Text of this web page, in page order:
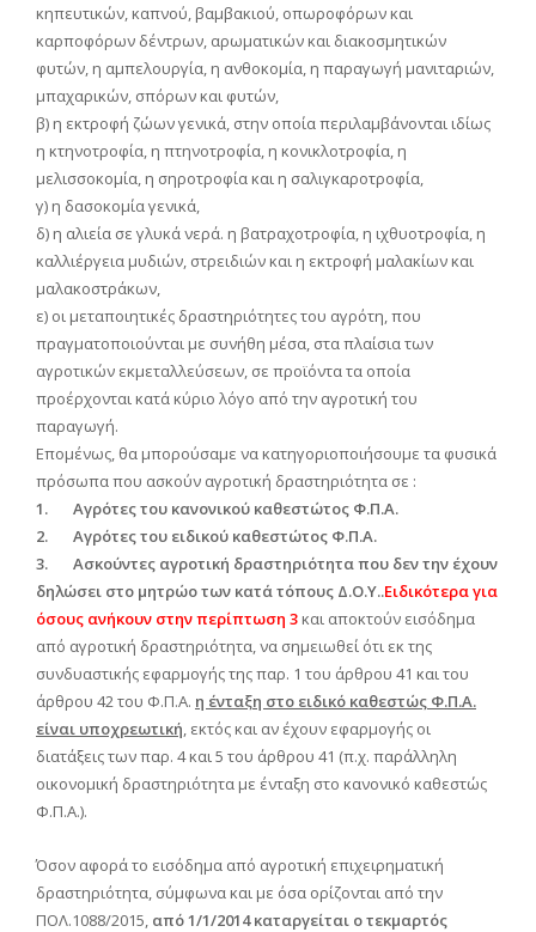
κηπευτικών, καπνού, βαμβακιού, οπωροφόρων και
καρποφόρων δέντρων, αρωματικών και διακοσμητικών
φυτών, η αμπελουργία, η ανθοκομία, η παραγωγή μανιταριών,
μπαχαρικών, σπόρων και φυτών,
β) η εκτροφή ζώων γενικά, στην οποία περιλαμβάνονται ιδίως
η κτηνοτροφία, η πτηνοτροφία, η κονικλοτροφία, η
μελισσοκομία, η σηροτροφία και η σαλιγκαροτροφία,
γ) η δασοκομία γενικά,
δ) η αλιεία σε γλυκά νερά. η βατραχοτροφία, η ιχθυοτροφία, η
καλλιέργεια μυδιών, στρειδιών και η εκτροφή μαλακίων και
μαλακοστράκων,
ε) οι μεταποιητικές δραστηριότητες του αγρότη, που
πραγματοποιούνται με συνήθη μέσα, στα πλαίσια των
αγροτικών εκμεταλλεύσεων, σε προϊόντα τα οποία
προέρχονται κατά κύριο λόγο από την αγροτική του
παραγωγή.
Επομένως, θα μπορούσαμε να κατηγοριοποιήσουμε τα φυσικά
πρόσωπα που ασκούν αγροτική δραστηριότητα σε :
1. Αγρότες του κανονικού καθεστώτος Φ.Π.Α.
2. Αγρότες του ειδικού καθεστώτος Φ.Π.Α.
3. Ασκούντες αγροτική δραστηριότητα που δεν την έχουν
δηλώσει στο μητρώο των κατά τόπους Δ.Ο.Υ..Ειδικότερα για
όσους ανήκουν στην περίπτωση 3 και αποκτούν εισόδημα
από αγροτική δραστηριότητα, να σημειωθεί ότι εκ της
συνδυαστικής εφαρμογής της παρ. 1 του άρθρου 41 και του
άρθρου 42 του Φ.Π.Α. η ένταξη στο ειδικό καθεστώς Φ.Π.Α.
είναι υποχρεωτική, εκτός και αν έχουν εφαρμογής οι
διατάξεις των παρ. 4 και 5 του άρθρου 41 (π.χ. παράλληλη
οικονομική δραστηριότητα με ένταξη στο κανονικό καθεστώς
Φ.Π.Α.).
Όσον αφορά το εισόδημα από αγροτική επιχειρηματική
δραστηριότητα, σύμφωνα και με όσα ορίζονται από την
ΠΟΛ.1088/2015, από 1/1/2014 καταργείται ο τεκμαρτός